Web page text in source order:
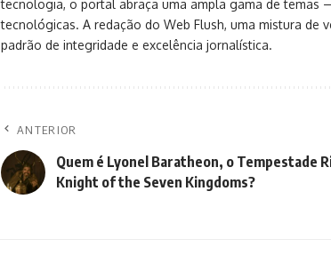
tecnologia, o portal abraça uma ampla gama de
tecnológicas. A redação do Web Flush, uma mistura
padrão de integridade e excelência jornalística.
ANTERIOR
Quem é Lyonel Baratheon, o Tempestade
Knight of the Seven Kingdoms?